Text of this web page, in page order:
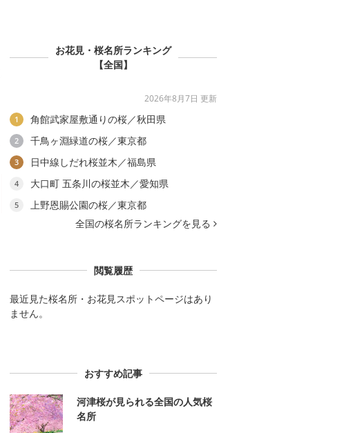
お花見・桜名所ランキング
【全国】
2026年8月7日 更新
1 角館武家屋敷通りの桜／秋田県
2 千鳥ヶ淵緑道の桜／東京都
3 日中線しだれ桜並木／福島県
4 大口町 五条川の桜並木／愛知県
5
上野恩賜公園の桜／東京都
全国の桜名所ランキングを見る
閲覧履歴
最近見た桜名所・お花見スポットページはあり
ません。
おすすめ記事
河津桜が見られる全国の人気桜
名所